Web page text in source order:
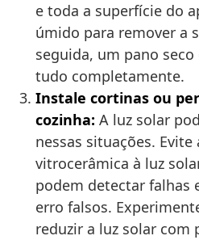
e toda a superfície do
úmido para remover a
seguida, um pano
tudo completamente.
Instale cortinas ou
cozinha: A luz solar
nessas situações.
vitrocerâmica à luz
podem detectar falhas
erro falsos.
reduzir a luz solar com